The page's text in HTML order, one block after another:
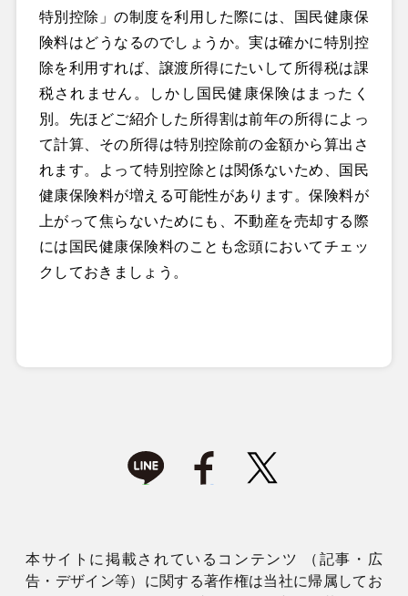
特別控除」の制度を利用した際には、国民健康保
険料はどうなるのでしょうか。実は確かに特別控
除を利用すれば、譲渡所得にたいして所得税は課
税されません。しかし国民健康保険はまったく
別。先ほどご紹介した所得割は前年の所得によっ
て計算、その所得は特別控除前の金額から算出さ
れます。よって特別控除とは関係ないため、国民
健康保険料が増える可能性があります。保険料が
上がって焦らないためにも、不動産を売却する際
には国民健康保険料のことも念頭においてチェッ
クしておきましょう。
本サイトに掲載されているコンテンツ （記事・広
告・デザイン等）に関する著作権は当社に帰属してお